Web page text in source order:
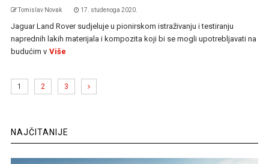
Tomislav Novak 17. studenoga 2020.
Jaguar Land Rover sudjeluje u pionirskom istraživanju i testiranju
naprednih lakih materijala i kompozita koji bi se mogli upotrebljavati na
budućim v Više
1 2 3
NAJČITANIJE